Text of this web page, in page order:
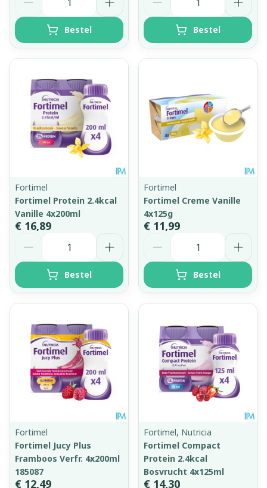
Bestel Bestel
Fortimel
Fortimel Protein 2.4kcal
Vanille 4x200ml
€ 16,89
Bestel
Fortimel
Fortimel Creme Vanille
4x125g
€ 11,99
Bestel
Fortimel
Fortimel Jucy Plus
Framboos Verfr. 4x200ml
185087
€ 12,49
Fortimel, Nutricia
Fortimel Compact
Protein 2.4kcal
Bosvrucht 4x125ml
€ 14,30